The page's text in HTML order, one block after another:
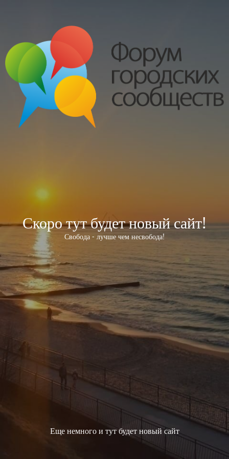
Скоро тут будет новый сайт!
Свобода - лучше чем несвобода!
Еще немного и тут будет новый сайт